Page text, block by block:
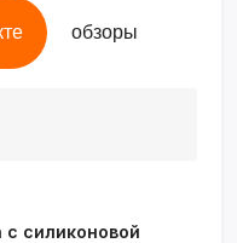
обзоры
силиконовой